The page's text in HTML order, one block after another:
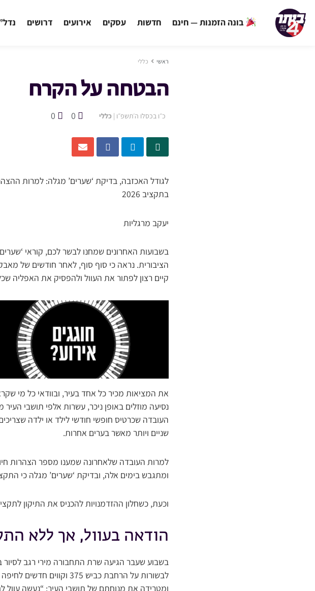
בונה הזמנות — חינם חדשות עסקים אירועים דרושים
ראשי כללי
הבטחה על הקרח
כ״ו בכסלו ה׳תשפ״ו | כללי 0
0
לגודל האכזבה, בדיקת ‘שערים’ מגלה: למרות
בתקציב 2026
יעקב מרגליות
בשבועות האחרונים שמחנו לבשר לכם, קוראי
הציבורית. נראה כי סוף סוף, לאחר חודשים של
קיים רצון לפתור את העוול ולהפסיק את האפליה
את המציאות מכיר כל אחד בעיר, ובוודאי כל מי
נסיעה מוזלים באופן ניכר, עשרות אלפי תושבי
שניים ויותר מאשר בערים אחרות.
למרות העובדה שלאחרונה שמענו מספר הצהרות
ומתגבש בימים אלה, ובדיקת ‘שערים’ מגלה כי התקציב לשנת 2026 אינו כולל בשורה שתאפשר
וכעת, כשחלון ההזדמנויות להכניס את התיקון
הודאה בעוול, אך ללא
בשבוע שעבר הגיעה שרת התחבורה מירי רגב לסיור
לבשורות על הרחבת כביש
ומטרידה את מנוחתם של תושבי העיר: “נעשה עוול